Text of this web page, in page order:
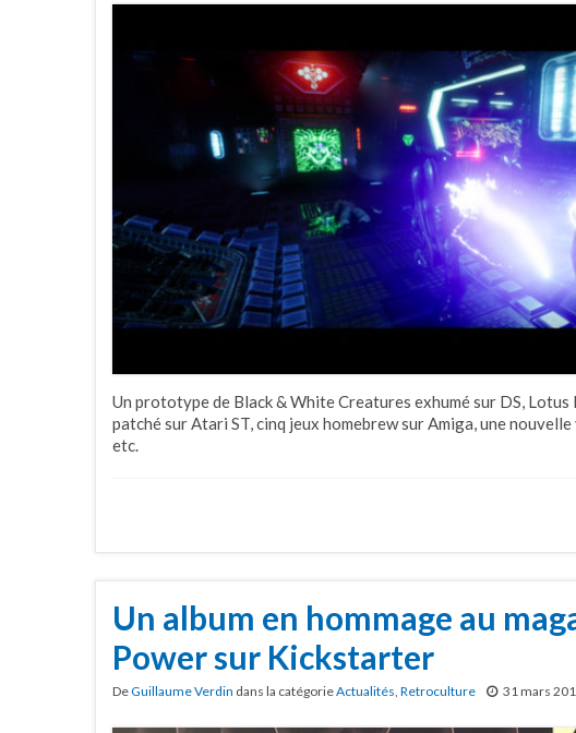
Un prototype de Black & White Creatures exhumé sur DS,
patché sur Atari ST, cinq jeux homebrew sur Amiga, une
etc.
Un album en hommage au
Power sur Kickstarter
DeGuillaume Verdin dans la catégorieActualités, Retroculture 31 mars